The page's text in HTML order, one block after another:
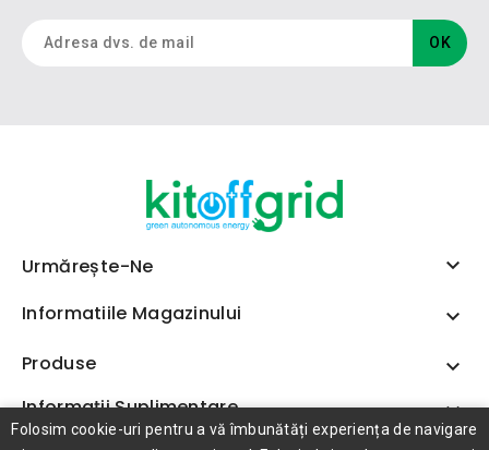
Urmărește-Ne 
Informatiile Magazinului 
Folosim cookie-uri pentru a vă îmbunătăți experiența de navigare
Produse 
Informații Suplimentare 